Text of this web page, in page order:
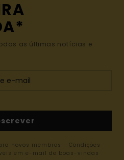
as últimas notícias e
novos membros - Condições
em e-mail de boas-vindas